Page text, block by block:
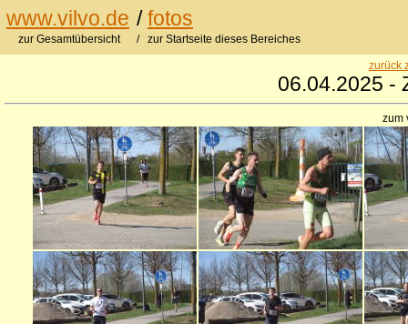
www.vilvo.de /fotos
zur Gesamtübersicht / zur Startseite dieses Bereiches
zurück
06.04.2025 -
zum